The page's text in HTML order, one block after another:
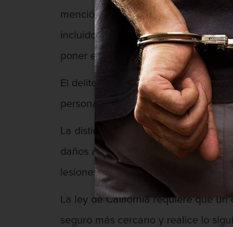
mención establece que “el
incluidos otros autos, deberá
poner en peligro la seguridad de
El delito menor de chocar y huir se
persona.
La distinción entre un delito menor
daños a la propiedad, entonces el
lesiones corporales o la muerte,
La ley de California requiere que
seguro más cercano y realice lo